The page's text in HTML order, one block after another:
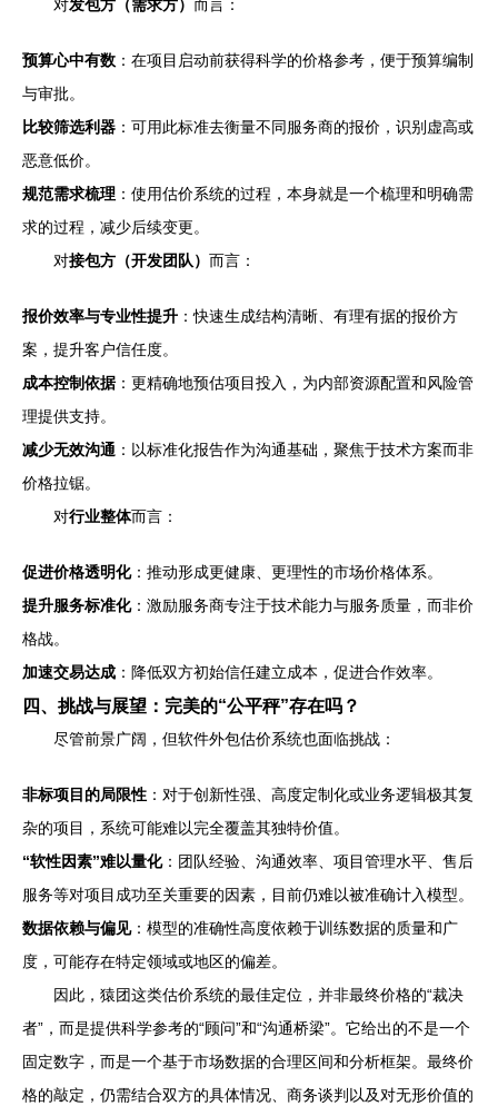
对发包方（需求方） 而言：
预算心中有数 ：在项目启动前获得科学的价格参考，便于预算编制
与审批。
比较筛选利器 ：可用此标准去衡量不同服务商的报价，识别虚高或
恶意低价。
规范需求梳理 ：使用估价系统的过程，本身就是一个梳理和明确需
求的过程，减少后续变更。
对接包方（开发团队） 而言：
报价效率与专业性提升 ：快速生成结构清晰、有理有据的报价方
案，提升客户信任度。
成本控制依据：更精确地预估项目投入，为内部资源配置和风险管
理提供支持。
减少无效沟通 ：以标准化报告作为沟通基础，聚焦于技术方案而非
价格拉锯。
对行业整体而言：
促进价格透明化：推动形成更健康、更理性的市场价格体系。
提升服务标准化：激励服务商专注于技术能力与服务质量，而非价
格战。
加速交易达成 ：降低双方初始信任建立成本，促进合作效率。
四、挑战与展望：完美的“公平秤”存在吗？
尽管前景广阔，但软件外包估价系统也面临挑战：
非标项目的局限性 ：对于创新性强、高度定制化或业务逻辑极其复
杂的项目，系统可能难以完全覆盖其独特价值。
“软性因素”难以量化：团队经验、沟通效率、项目管理水平、售后
服务等对项目成功至关重要的因素，目前仍难以被准确计入模型。
数据依赖与偏见：模型的准确性高度依赖于训练数据的质量和广
度，可能存在特定领域或地区的偏差。
因此，猿团这类估价系统的最佳定位，并非最终价格的“裁决
者”，而是提供科学参考的“顾问”和“沟通桥梁”。它给出的不是一个
固定数字，而是一个基于市场数据的合理区间和分析框架。最终价
格的敲定，仍需结合双方的具体情况、商务谈判以及对无形价值的